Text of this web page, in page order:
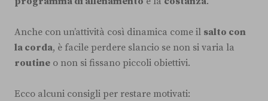
Anche con un’attività così dinamica come il salto con
la corda, è facile perdere slancio se non si varia la
routine o non si fissano piccoli obiettivi.
Ecco alcuni consigli per restare motivati: